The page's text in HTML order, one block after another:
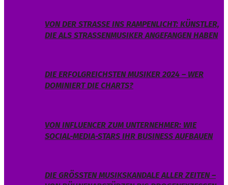
VON DER STRASSE INS RAMPENLICHT: KÜNSTLER, D
IE ALS STRASSENMUSIKER ANGEFANGEN HABEN
DIE ERFOLGREICHSTEN MUSIKER 2024 – WER
DOMINIERT DIE CHARTS?
VON INFLUENCER ZUM UNTERNEHMER: WIE
SOCIAL-MEDIA-STARS IHR BUSINESS AUFBAUEN
DIE GRÖSSTEN MUSIKSKANDALE ALLER ZEITEN – V